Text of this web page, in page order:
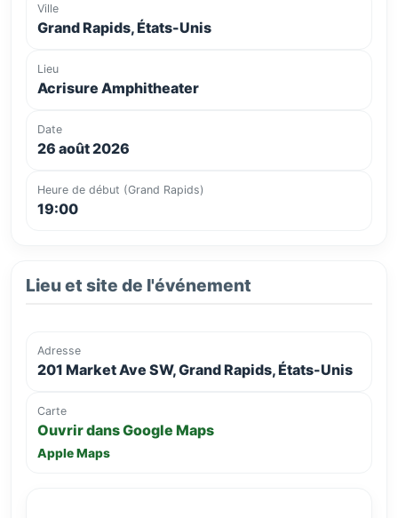
Ville
Grand Rapids, États-Unis
Lieu
Acrisure Amphitheater
Date
26 août 2026
Heure de début (Grand Rapids)
19:00
Lieu et site de l'événement
Adresse
201 Market Ave SW, Grand Rapids, États-Unis
Carte
Ouvrir dans Google Maps
Apple Maps